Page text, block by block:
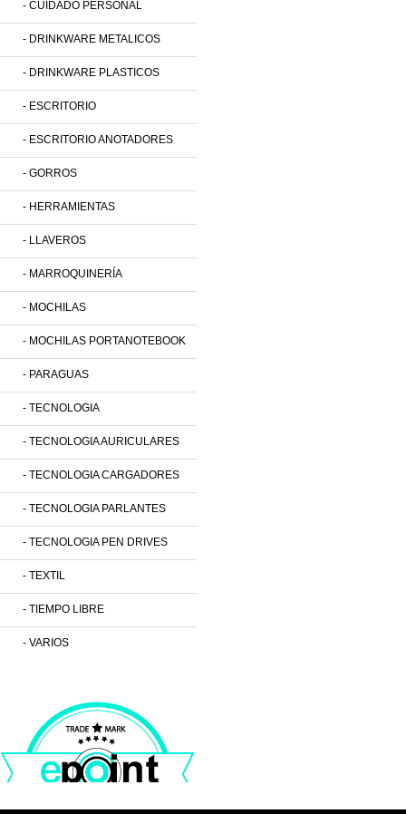
- CUIDADO PERSONAL
- DRINKWARE METALICOS
- DRINKWARE PLASTICOS
- ESCRITORIO
- ESCRITORIO ANOTADORES
- GORROS
- HERRAMIENTAS
- LLAVEROS
- MARROQUINERÍA
- MOCHILAS
- MOCHILAS PORTANOTEBOOK
- PARAGUAS
- TECNOLOGIA
- TECNOLOGIA AURICULARES
- TECNOLOGIA CARGADORES
- TECNOLOGIA PARLANTES
- TECNOLOGIA PEN DRIVES
- TEXTIL
- TIEMPO LIBRE
- VARIOS